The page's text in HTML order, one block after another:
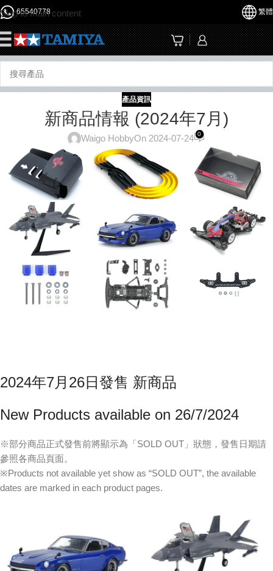
Skip to main content
65540778 繁體
產品資訊
新商品情報 (2024年7月)
Waigo HobbyOn 2024-07-24 0
2024年7月26日發售 新商品
New Products available on 26/7/2024
※部分商品正式發售前將顯示為「SOLD OUT」狀態，發售日期請
參照各商品頁面。
※Products not available yet show as “SOLD OUT”, the available
dates are marked in each product pages.